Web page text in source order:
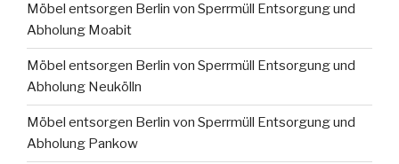
Möbel entsorgen Berlin von Sperrmüll Entsorgung und
Abholung Moabit
Möbel entsorgen Berlin von Sperrmüll Entsorgung und
Abholung Neukölln
Möbel entsorgen Berlin von Sperrmüll Entsorgung und
Abholung Pankow